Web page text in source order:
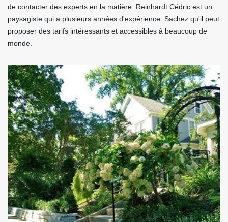
de contacter des experts en la matière. Reinhardt Cédric est un
paysagiste qui a plusieurs années d'expérience. Sachez qu'il peut
proposer des tarifs intéressants et accessibles à beaucoup de
monde.